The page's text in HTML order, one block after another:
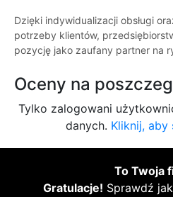
Dzięki indywidualizacji obsługi
potrzeby klientów,
pozycję jako zaufany partner na
Oceny na
Tylko zalogowani
danych. Kliknij, aby
To Twoja
Gratulacje! Sprawdź